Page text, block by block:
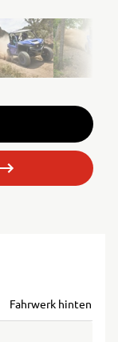
Fahrwerk hinten